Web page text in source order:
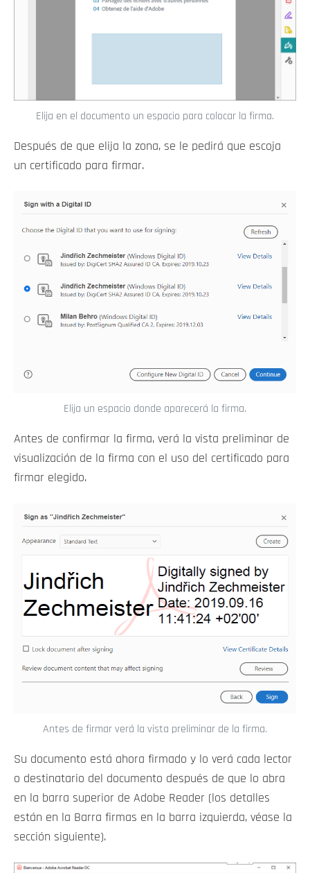
Elija en el documento un espacio para colocar la firma.
Después de que elija la zona, se le pedirá que escoja
un certificado para firmar.
Elija un espacio donde aparecerá la firma.
Antes de confirmar la firma, verá la vista preliminar de
visualización de la firma con el uso del certificado para
firmar elegido.
Antes de firmar verá la vista preliminar de la firma.
Su documento está ahora firmado y lo verá cada lector
o destinatario del documento después de que lo abra
en la barra superior de Adobe Reader (los detalles
están en la Barra firmas en la barra izquierda, véase la
sección siguiente).